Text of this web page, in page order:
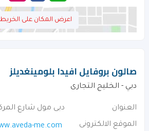
اعرض المكان على
صالون بروفايل افيدا بلومينغديلز
دبي - الخليج التجارى
العنوان
دبى مول شارع
الموقع الالكترونى
me.com